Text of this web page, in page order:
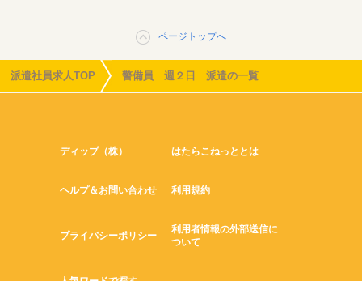
ページトップへ
派遣社員求人TOP 警備員 週２日 派遣の一覧
ディップ（株） はたらこねっととは
ヘルプ＆お問い合わせ 利用規約
プライバシーポリシー
利用者情報の外部送信に
ついて